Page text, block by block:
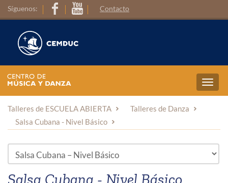
Síguenos: Contacto
Talleres de ESCUELA ABIERTA
Talleres de Danza
Salsa Cubana - Nivel Básico